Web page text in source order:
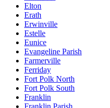
Elton
Erath
Erwinville
Estelle
Eunice
Evangeline Parish
Farmerville
Ferriday
Fort Polk North
Fort Polk South
Franklin
Franklin Parish